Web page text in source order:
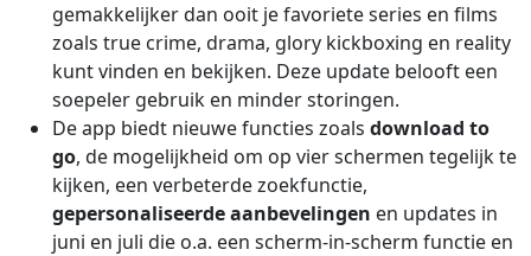
gemakkelijker dan ooit je favoriete series en films
zoals true crime, drama, glory kickboxing en reality
kunt vinden en bekijken. Deze update belooft een
soepeler gebruik en minder storingen.
De app biedt nieuwe functies zoals download to
go, de mogelijkheid om op vier schermen tegelijk te
kijken, een verbeterde zoekfunctie,
gepersonaliseerde aanbevelingen en updates in
juni en juli die o.a. een scherm-in-scherm functie en